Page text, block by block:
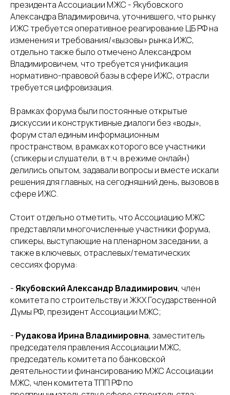
президента Ассоциации МЖС - Якубовского
Александра Владимировича, уточнившего, что рынку
ИЖС требуется оперативное реагирование ЦБ РФ на
изменения и требования/«вызовы» рынка ИЖС,
отдельно также было отмечено Александром
Владимировичем, что требуется унификация
нормативно-правовой базы в сфере ИЖС, отрасли
требуется цифровизация.
В рамках форума были постоянные открытые
дискуссии и конструктивные диалоги без «воды»,
форум стал единым информационным
пространством, в рамках которого все участники
(спикеры и слушатели, в т.ч. в режиме онлайн)
делились опытом, задавали вопросы и вместе искали
решения для главных, на сегодняшний день, вызовов в
сфере ИЖС.
Стоит отдельно отметить, что Ассоциацию МЖС
представляли многочисленные участники форума,
спикеры, выступающие на пленарном заседании, а
также в ключевых, отраслевых/тематических
сессиях форума:
- Якубовский Александр Владимирович, член
комитета по строительству и ЖКХ Государственной
Думы РФ, президент Ассоциации МЖС;
- Рудакова Ирина Владимировна, заместитель
председателя правления Ассоциации МЖС,
председатель комитета по банковской
деятельности и финансированию МЖС Ассоциации
МЖС, член комитета ТПП РФ по